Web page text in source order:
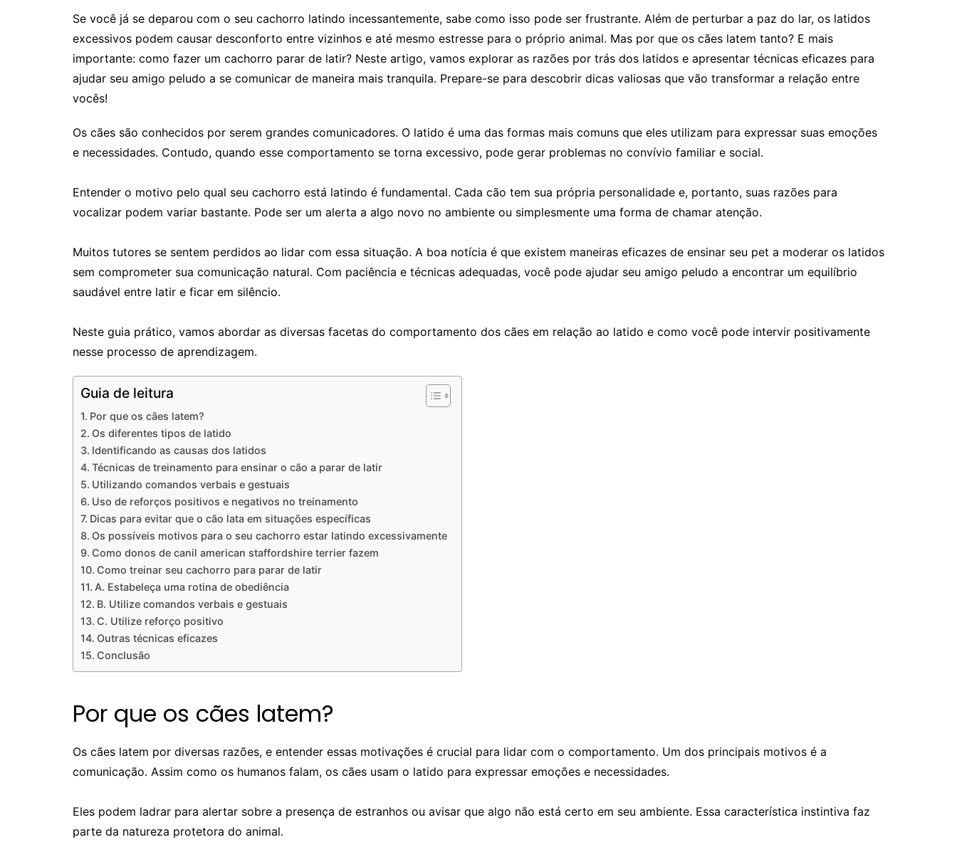
Se você já se deparou com o seu cachorro latindo incessantemente, sabe como isso pode ser frustrante. Além de perturbar a paz do lar, os latidos
excessivos podem causar desconforto entre vizinhos e até mesmo estresse para o próprio animal. Mas por que os cães latem tanto? E mais
importante: como fazer um cachorro parar de latir? Neste artigo, vamos explorar as razões por trás dos latidos e apresentar técnicas eficazes para
ajudar seu amigo peludo a se comunicar de maneira mais tranquila. Prepare-se para descobrir dicas valiosas que vão transformar a relação entre
vocês!
Os cães são conhecidos por serem grandes comunicadores. O latido é uma das formas mais comuns que eles utilizam para expressar suas emoções
e necessidades. Contudo, quando esse comportamento se torna excessivo, pode gerar problemas no convívio familiar e social.
Entender o motivo pelo qual seu cachorro está latindo é fundamental. Cada cão tem sua própria personalidade e, portanto, suas razões para
vocalizar podem variar bastante. Pode ser um alerta a algo novo no ambiente ou simplesmente uma forma de chamar atenção.
Muitos tutores se sentem perdidos ao lidar com essa situação. A boa notícia é que existem maneiras eficazes de ensinar seu pet a moderar os latidos
sem comprometer sua comunicação natural. Com paciência e técnicas adequadas, você pode ajudar seu amigo peludo a encontrar um equilíbrio
saudável entre latir e ficar em silêncio.
Neste guia prático, vamos abordar as diversas facetas do comportamento dos cães em relação ao latido e como você pode intervir positivamente
nesse processo de aprendizagem.
Guia de leitura
Por que os cães latem?
Os diferentes tipos de latido
Identificando as causas dos latidos
Técnicas de treinamento para ensinar o cão a parar de latir
Utilizando comandos verbais e gestuais
Uso de reforços positivos e negativos no treinamento
Dicas para evitar que o cão lata em situações específicas
Os possíveis motivos para o seu cachorro estar latindo excessivamente
Como donos de canil american staffordshire terrier fazem
Como treinar seu cachorro para parar de latir
A. Estabeleça uma rotina de obediência
B. Utilize comandos verbais e gestuais
C. Utilize reforço positivo
Outras técnicas eficazes
Conclusão
Por que os cães latem?
Os cães latem por diversas razões, e entender essas motivações é crucial para lidar com o comportamento. Um dos principais motivos é a
comunicação. Assim como os humanos falam, os cães usam o latido para expressar emoções e necessidades.
Eles podem ladrar para alertar sobre a presença de estranhos ou avisar que algo não está certo em seu ambiente. Essa característica instintiva faz
parte da natureza protetora do animal.